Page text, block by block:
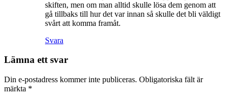
skiften, men om man alltid skulle lösa dem genom att
gå tillbaks till hur det var innan så skulle det bli väldigt
svårt att komma framåt.
Svara
Lämna ett svar
Din e-postadress kommer inte publiceras. Obligatoriska fält är
märkta *